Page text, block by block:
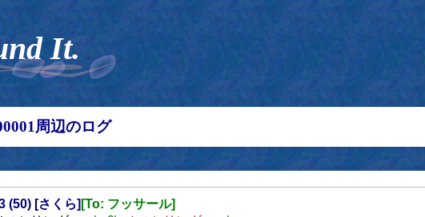
It.
周辺のログ
(50) [さくら] [To: フッサール]